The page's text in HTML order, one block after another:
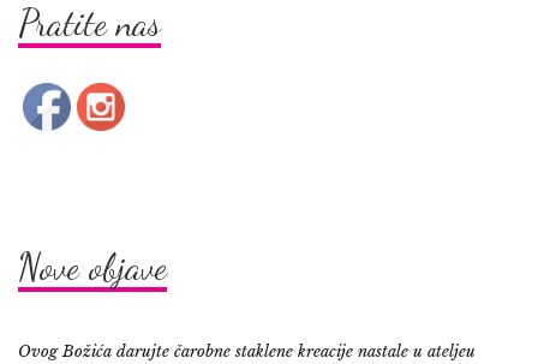
Pratite nas
Nove objave
Ovog Božića darujte čarobne staklene kreacije nastale u ateljeu